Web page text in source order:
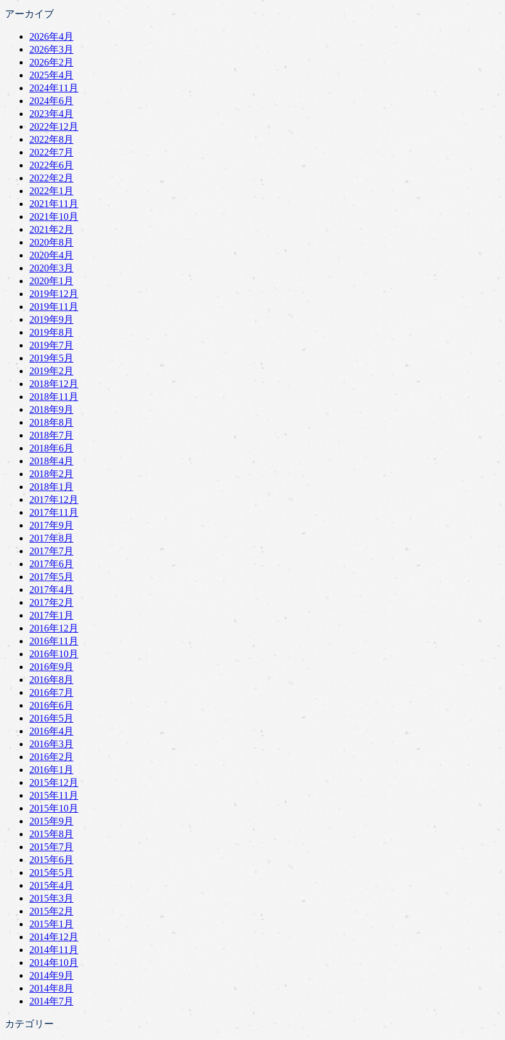
アーカイブ
2026年4月
2026年3月
2026年2月
2025年4月
2024年11月
2024年6月
2023年4月
2022年12月
2022年8月
2022年7月
2022年6月
2022年2月
2022年1月
2021年11月
2021年10月
2021年2月
2020年8月
2020年4月
2020年3月
2020年1月
2019年12月
2019年11月
2019年9月
2019年8月
2019年7月
2019年5月
2019年2月
2018年12月
2018年11月
2018年9月
2018年8月
2018年7月
2018年6月
2018年4月
2018年2月
2018年1月
2017年12月
2017年11月
2017年9月
2017年8月
2017年7月
2017年6月
2017年5月
2017年4月
2017年2月
2017年1月
2016年12月
2016年11月
2016年10月
2016年9月
2016年8月
2016年7月
2016年6月
2016年5月
2016年4月
2016年3月
2016年2月
2016年1月
2015年12月
2015年11月
2015年10月
2015年9月
2015年8月
2015年7月
2015年6月
2015年5月
2015年4月
2015年3月
2015年2月
2015年1月
2014年12月
2014年11月
2014年10月
2014年9月
2014年8月
2014年7月
カテゴリー